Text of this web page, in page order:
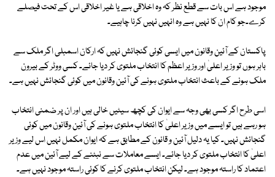
موجود ہے اس بات سے قطع نظر کہ وہ اخلاقی ہے یا غیر اخلاقی اس کے تحت فیصلے
کرے۔جو کام ان کا نہیں ہے وہ انہیں نہیں کرنا چاہیے۔
پاکستان کے آئین وقانون میں ایسی کوئی گنجائش نہیں کہ ارکان اسمبلی اگر ملک سے
باہر ہوں تو وزیر اعلیٰ اور وزیر اعظم کا انتخاب ملتوی کر دیا جائے۔ کسی ووٹر کے بیرون
ملک ہونے کے باعث انتخاب ملتوی ہونے کی آئین وقانون میں کوئی گنجائش نہیں ہے۔
اسی طرح اگر کسی بھی وجہ سے ایوان کی کچھ سیٹیں خالی ہیں اور ان پر ضمنی انتخاب
ہو رہے ہیں تو ایسے میں وزیر اعلیٰ کا انتخاب ملتوی ہونے کی آئین وقانون میں کوئی
گنجائش نہیں۔ کیا یہ دلیل آئین و قانون کے مطابق ہے کہ ایوان مکمل نہیں اس لیے وزیر
اعلیٰ کا انتخاب ملتوی کر دیا جائے۔ ایسے معاملات سے نبٹنے کے لیے آئین میں عدم
اعتماد کا راستہ موجود ہے۔ لیکن انتخاب ملتوی کرنے کا کوئی راستہ موجود نہیں ہے۔